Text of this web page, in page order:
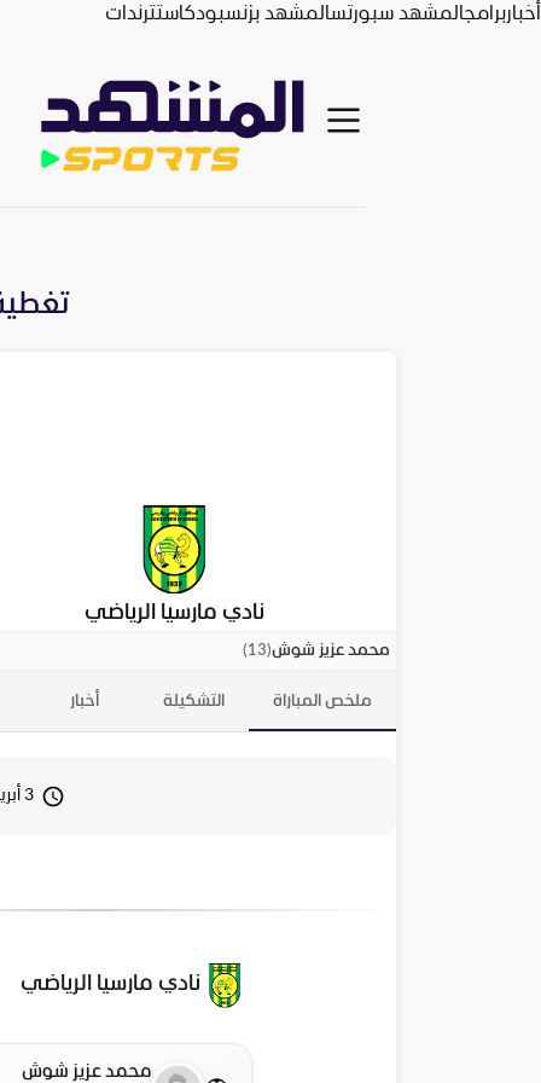
أخباربرامجالمشهد سبورتسالمشهد بزنسبودكاستترندات
نادي مارسيا الرياضي
محمد عزيز شوش(
13
)
ملخص المباراة التشكيلة أخبار
3 أبريل 2026 13:30
نادي مارسيا الرياضي
محمد عزيز شوش